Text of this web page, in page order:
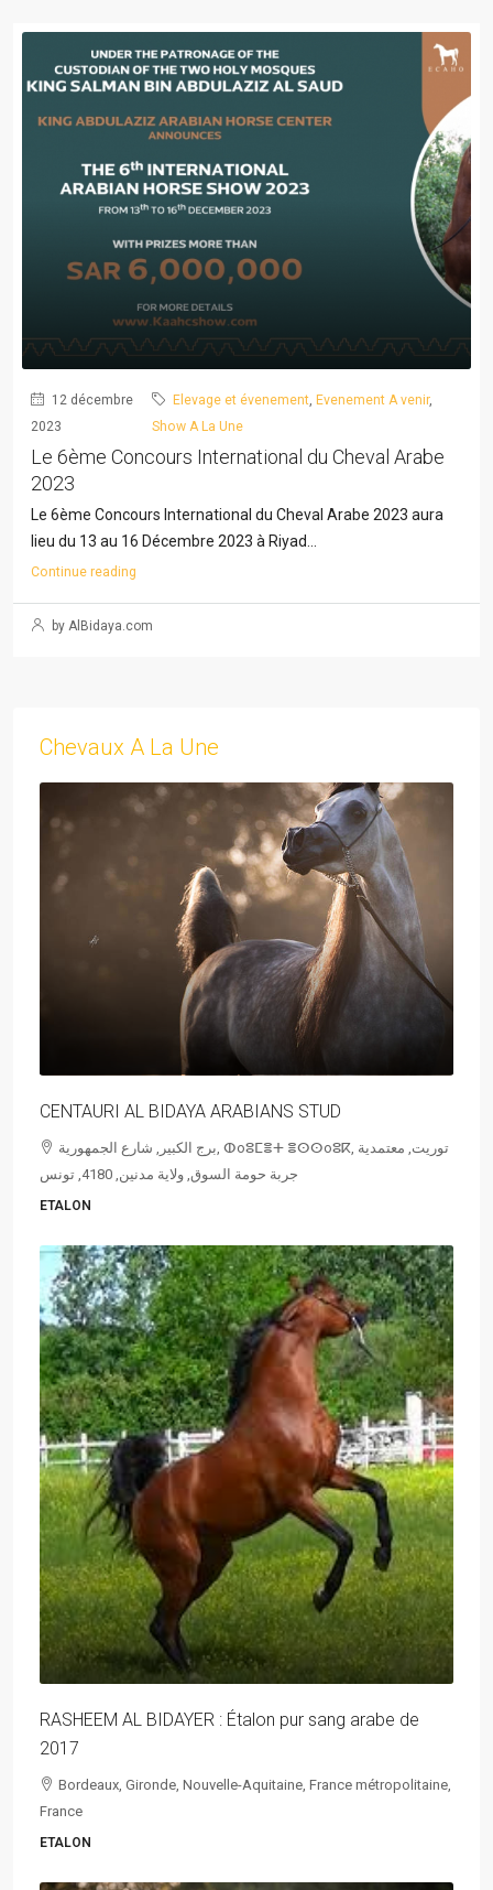
12 décembre
2023
Elevage et évenement, Evenement A venir,
Show A La Une
Le 6ème Concours International du Cheval Arabe
2023
Le 6ème Concours International du Cheval Arabe 2023 aura
lieu du 13 au 16 Décembre 2023 à Riyad...
Continue reading
by AlBidaya.com
Chevaux A La Une
CENTAURI AL BIDAYA ARABIANS STUD
برج الكبير, شارع الجمهورية, ⵀoⵓⵎⴻⵜ ⴻⵙⵙoⵓⴽ, توريت, معتمدية
جربة حومة السوق, ولاية مدنين, 4180, تونس
ETALON
RASHEEM AL BIDAYER : Étalon pur sang arabe de
2017
Bordeaux, Gironde, Nouvelle-Aquitaine, France métropolitaine,
France
ETALON